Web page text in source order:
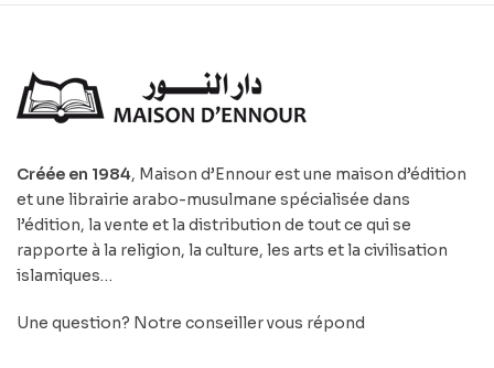
Créée en 1984, Maison d’Ennour est une maison d’édition
et une librairie arabo-musulmane spécialisée dans
l’édition, la vente et la distribution de tout ce qui se
rapporte à la religion, la culture, les arts et la civilisation
islamiques…
Une question? Notre conseiller vous répond